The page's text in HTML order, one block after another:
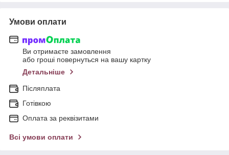
Умови оплати
Ви отримаєте замовлення
або гроші повернуться на вашу картку
Детальніше
Післяплата
Готівкою
Оплата за реквізитами
Всі умови оплати